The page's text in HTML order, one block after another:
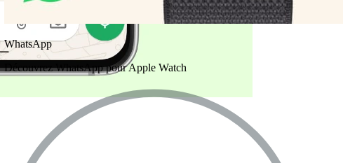
WhatsApp
Découvrez WhatsApp pour Apple Watch